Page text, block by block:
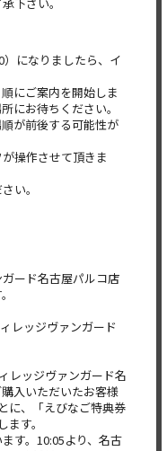
になりましたら、イ
にご案内を開始しま
にお待ちください。
が前後する可能性が
操作させて頂きま
い。
ード名古屋パルコ店
レッジヴァンガード
レッジヴァンガード名
入いただいたお客様
に、「えびなご特典券
す。
す。10:05より、名古